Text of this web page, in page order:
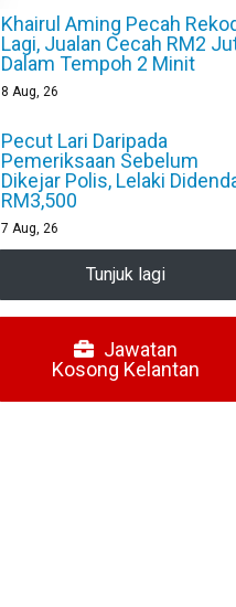
Khairul Aming Pecah
Lagi, Jualan Cecah RM2
Dalam Tempoh 2 Minit
8 Aug, 26
Pecut Lari Daripada
Pemeriksaan Sebelum
Dikejar Polis, Lelaki
RM3,500
7 Aug, 26
Tunjuk lagi
Jawatan
Kosong Kelantan